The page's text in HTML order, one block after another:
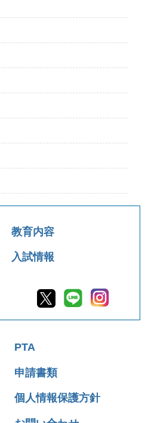
教育内容
入試情報
PTA
申請書類
個人情報保護方針